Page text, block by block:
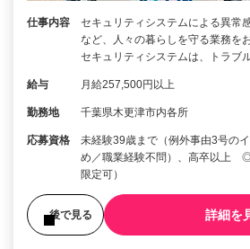
仕事内容
セキュリティシステムによる異常
など、人々の暮らしを守る業務を
セキュリティシステムは、トラブ
給与 月給257,500円以上
勤務地 千葉県木更津市内各所
応募資格
未経験39歳まで（例外事由3号の
め／職業経験不問）、高卒以上
限定可）
後で見る 詳細を